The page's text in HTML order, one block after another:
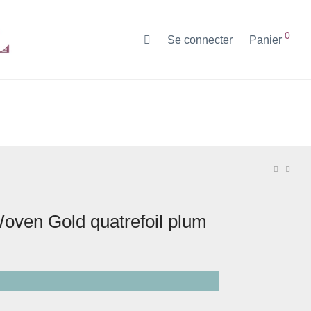
Se connecter Panier 0
Gold quatrefoil plum